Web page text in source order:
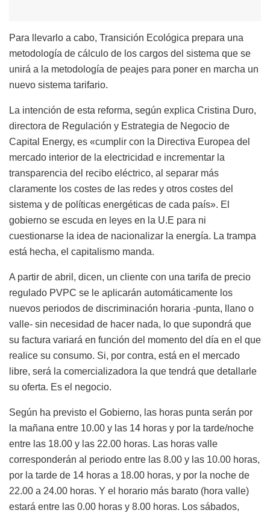
Para llevarlo a cabo, Transición Ecológica prepara una
metodología de cálculo de los cargos del sistema que se
unirá a la metodología de peajes para poner en marcha un
nuevo sistema tarifario.
La intención de esta reforma, según explica Cristina Duro,
directora de Regulación y Estrategia de Negocio de
Capital Energy, es «cumplir con la Directiva Europea del
mercado interior de la electricidad e incrementar la
transparencia del recibo eléctrico, al separar más
claramente los costes de las redes y otros costes del
sistema y de políticas energéticas de cada país». El
gobierno se escuda en leyes en la U.E para ni
cuestionarse la idea de nacionalizar la energía. La trampa
está hecha, el capitalismo manda.
A partir de abril, dicen, un cliente con una tarifa de precio
regulado PVPC se le aplicarán automáticamente los
nuevos periodos de discriminación horaria -punta, llano o
valle- sin necesidad de hacer nada, lo que supondrá que
su factura variará en función del momento del día en el que
realice su consumo. Si, por contra, está en el mercado
libre, será la comercializadora la que tendrá que detallarle
su oferta. Es el negocio.
Según ha previsto el Gobierno, las horas punta serán por
la mañana entre 10.00 y las 14 horas y por la tarde/noche
entre las 18.00 y las 22.00 horas. Las horas valle
corresponderán al periodo entre las 8.00 y las 10.00 horas,
por la tarde de 14 horas a 18.00 horas, y por la noche de
22.00 a 24.00 horas. Y el horario más barato (hora valle)
estará entre las 0.00 horas y 8.00 horas. Los sábados,